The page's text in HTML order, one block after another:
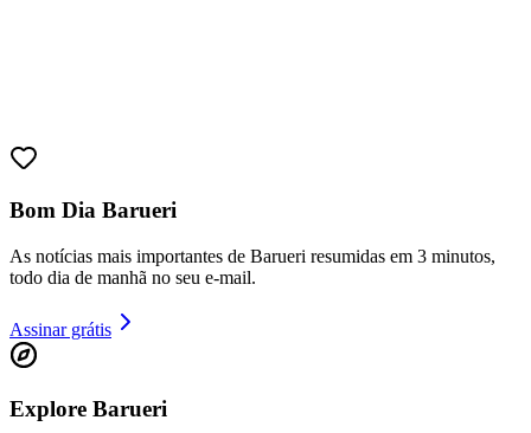
Bom Dia Barueri
As notícias mais importantes de Barueri resumidas em 3 minutos,
todo dia de manhã no seu e-mail.
Assinar grátis
Explore Barueri